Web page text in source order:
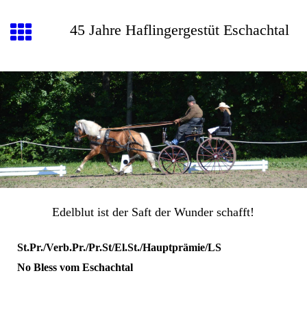
45 Jahre Haflingergestüt Eschachtal
Edelblut ist der Saft der Wunder schafft!
St.Pr./Verb.Pr./Pr.St/El.St./Hauptprämie/LS
No Bless vom Eschachtal